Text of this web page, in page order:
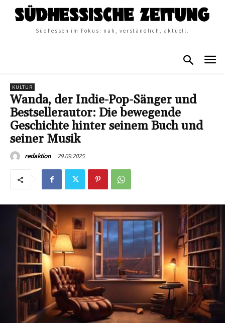
Südhessen im Fokus: nah, verständlich, aktuell.
KULTUR
Wanda, der Indie-Pop-Sänger und
Bestsellerautor: Die bewegende
Geschichte hinter seinem Buch und
seiner Musik
redaktion 29.09.2025